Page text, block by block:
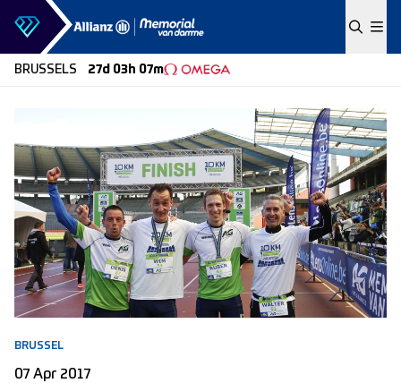
Skip to content
BRUSSELS 27d 03h 07m
BRUSSEL
07 Apr 2017